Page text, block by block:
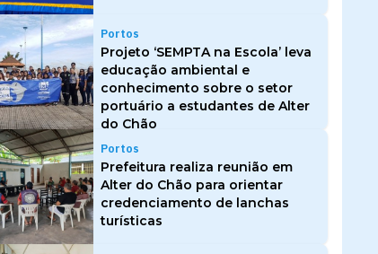
Portos
Projeto ‘SEMPTA na Escola’ leva
educação ambiental e
conhecimento sobre o setor
portuário a estudantes de Alter
do Chão
Portos
Prefeitura realiza reunião em
Alter do Chão para orientar
credenciamento de lanchas
turísticas